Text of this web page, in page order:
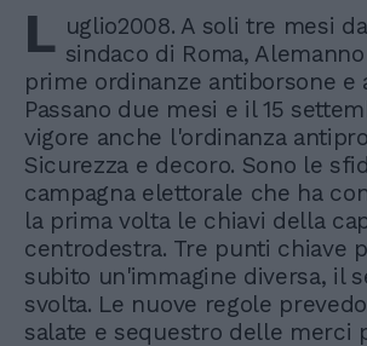
L uglio2008. A soli tre mesi
sindaco di Roma,
prime ordinanze antiborsone e
Passano due mesi e il 15
vigore anche l'ordinanza
Sicurezza e decoro. Sono le
campagna elettorale che ha
la prima volta le chiavi della
centrodestra. Tre punti chiave
subito un'immagine diversa, il
svolta. Le nuove regole
salate e sequestro delle merci